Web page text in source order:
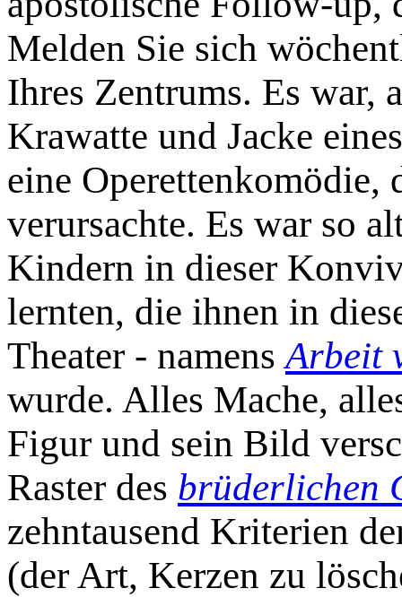
Melden Sie sich
Ihres Zentrums. Es war,
Krawatte und Jacke
eine
verursachte. Es war so
Kindern in dieser
lernten, die ihnen in
Theater - namensArbeit
wurde. Alles Mache,
Figur und sein Bild
Raster des brüderlichen
zehntausend Kriterien
(der Art, Kerzen zu